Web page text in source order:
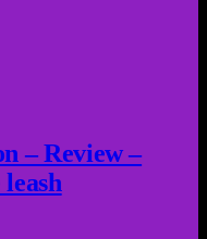
– Review –